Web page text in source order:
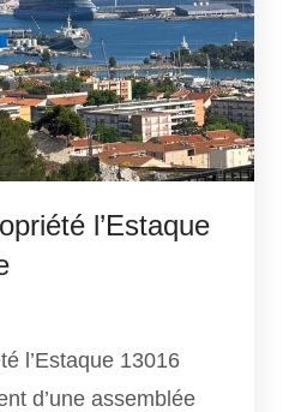
l’Estaque
l’Estaque 13016
d’une assemblée